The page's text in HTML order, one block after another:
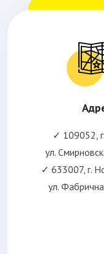
✓ 109052,
ул.
✓ 633007, г.
ул.